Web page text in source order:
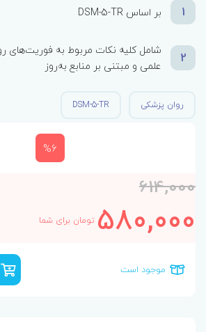
1
بر اساس DSM-5-TR
2
شامل کلیه نکات مربوط به فوریت‌های
علمی و مبتنی بر منابع به‌روز
روان پزشکی DSM-5-TR
%6
614,000
580,000 تومان برای شما
موجود است